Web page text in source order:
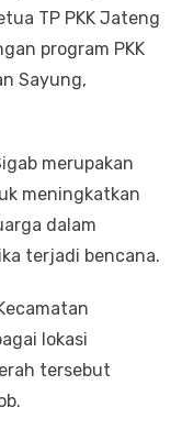
TP PKK Jateng
program PKK
Sayung,
merupakan
meningkatkan
dalam
terjadi bencana.
lokasi
tersebut